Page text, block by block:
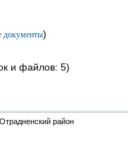
документы)
и файлов: 5)
район